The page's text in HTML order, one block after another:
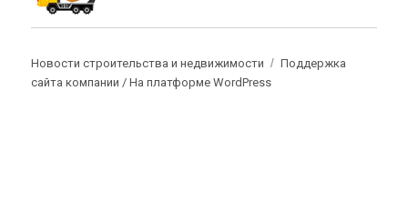
Новости строительства и недвижимости
Поддержка
сайта компании /На платформе WordPress